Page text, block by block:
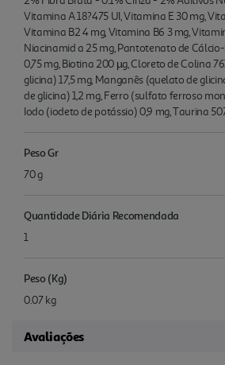
Vitamina A 18?475 UI, Vitamina E 30 mg,
Vitamina B2 4 mg, Vitamina B6 3 mg,
Niacinamid a 25 mg, Pantotenato de Cálcio-
0,75 mg, Biotina 200 µg, Cloreto de Colina
glicina) 17,5 mg, Manganês (quelato de
de glicina) 1,2 mg, Ferro (sulfato ferroso
Iodo (iodeto de potássio) 0,9 mg, Taurina
Peso Gr
70 g
Quantidade Diária Recomendada
1
Peso (Kg)
0.07 kg
Avaliações